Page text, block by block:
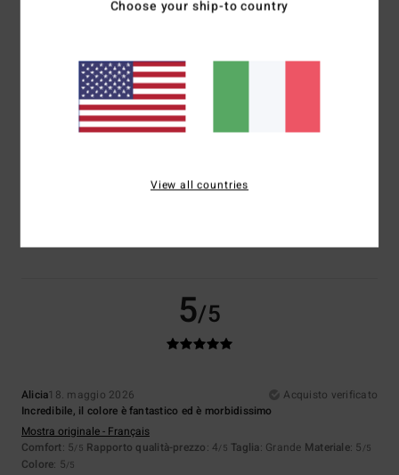
5.0
Taglia
5.0
Colore
5/5
Alicia18. maggio 2026
Acquisto verificato
Incredibile, il colore è fantastico ed è morbidissimo
Mostra originale - Français
Comfort: 5/5 Rapporto qualità-prezzo: 4/5 Taglia: Grande Materiale: 5 /5
Colore: 5/5
Choose your ship-to country
View all countries